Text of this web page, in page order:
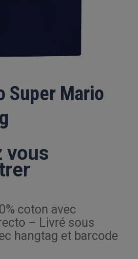
Super Mario
vous
coton avec
– Livré sous
hangtag et barcode